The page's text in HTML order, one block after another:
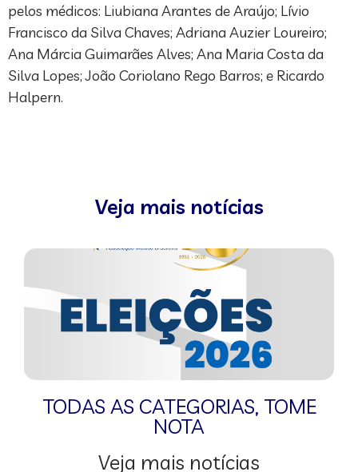
pelos médicos: Liubiana Arantes de Araújo; Lívio
Francisco da Silva Chaves; Adriana Auzier Loureiro;
Ana Márcia Guimarães Alves; Ana Maria Costa da
Silva Lopes; João Coriolano Rego Barros; e Ricardo
Halpern.
Veja mais notícias
TODAS AS CATEGORIAS, TOME
NOTA
Veja mais notícias